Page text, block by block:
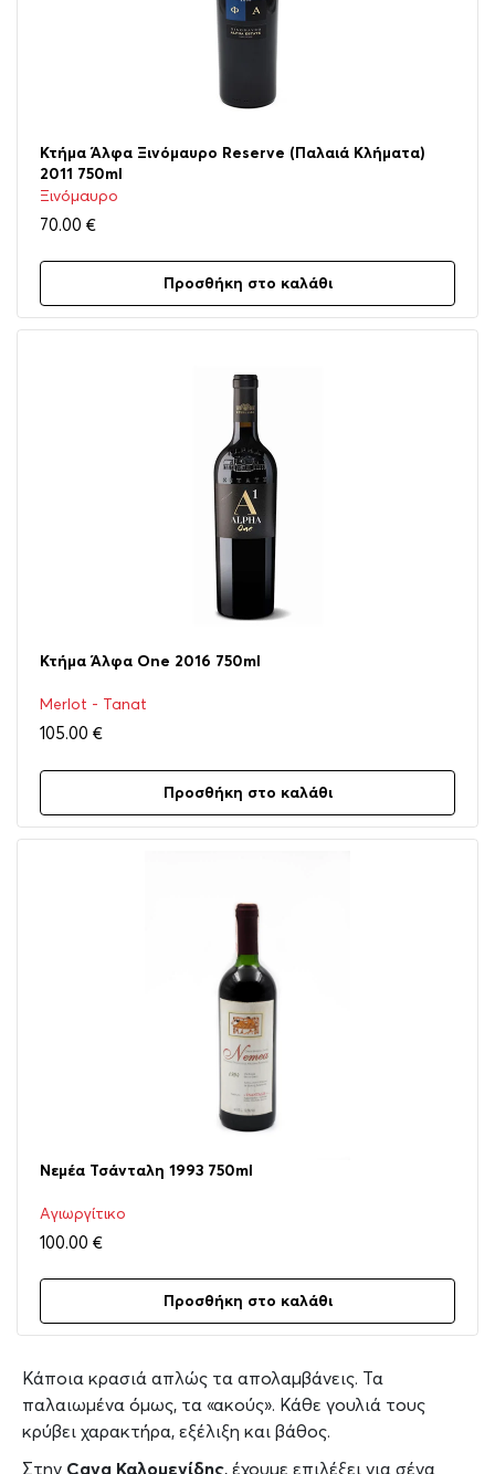
Κτήμα Άλφα Ξινόμαυρο Reserve (Παλαιά Κλήματα)
2011 750ml
Ξινόμαυρο
70.00 €
Προσθήκη στο καλάθι
Κτήμα Άλφα One 2016 750ml
Merlot - Tanat
105.00 €
Προσθήκη στο καλάθι
Νεμέα Τσάνταλη 1993 750ml
Αγιωργίτικο
100.00 €
Προσθήκη στο καλάθι
Κάποια κρασιά απλώς τα απολαμβάνεις. Τα
παλαιωμένα όμως, τα «ακούς». Κάθε γουλιά τους
κρύβει χαρακτήρα, εξέλιξη και βάθος.
Στην Cava Καλομενίδης, έχουμε επιλέξει για σένα